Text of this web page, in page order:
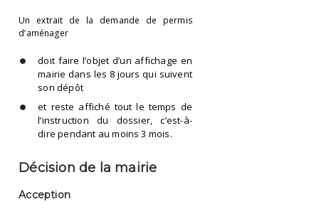
Un extrait de la demande de permis
d’aménager
doit faire l’objet d’un affichage en
mairie dans les 8 jours qui suivent
son dépôt
et reste affiché tout le temps de
l’instruction du dossier, c’est-à-
dire pendant au moins 3 mois.
Décision de la mairie
Acception